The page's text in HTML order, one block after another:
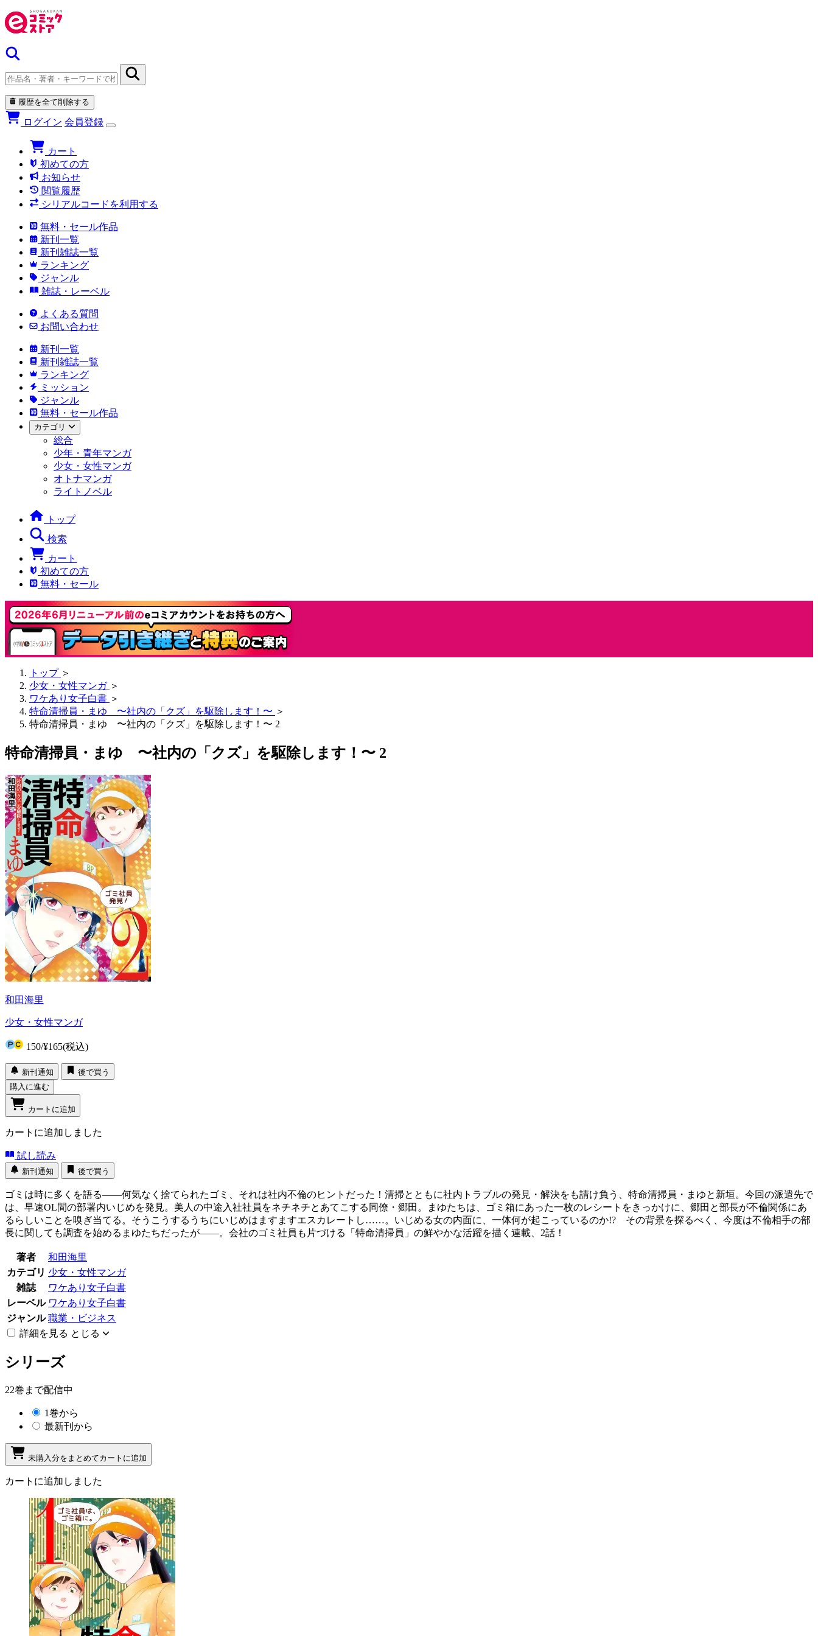
履歴を全て削除する
ログイン 会員登録
カート
初めての方
お知らせ
閲覧履歴
シリアルコードを利用する
無料・セール作品
新刊一覧
新刊雑誌一覧
ランキング
ジャンル
雑誌・レーベル
よくある質問
お問い合わせ
新刊一覧
新刊雑誌一覧
ランキング
ミッション
ジャンル
無料・セール作品
カテゴリ
総合
少年・青年マンガ
少女・女性マンガ
オトナマンガ
ライトノベル
トップ
検索
カート
初めての方
無料・セール
トップ ＞
少女・女性マンガ ＞
ワケあり女子白書 ＞
特命清掃員・まゆ 〜社内の「クズ」を駆除します！〜 ＞
特命清掃員・まゆ 〜社内の「クズ」を駆除します！〜 2
特命清掃員・まゆ 〜社内の「クズ」を駆除します！〜 2
和田海里
少女・女性マンガ
150/¥165(税込)
新刊通知
後で買う
購入に進む
カートに追加
カートに追加しました
試し読み
新刊通知 後で買う
ゴミは時に多くを語る――何気なく捨てられたゴミ、それは社内不倫のヒントだった！清掃とともに社内トラブルの発見・解決をも請け負う、特命清掃員・まゆと新垣。今回の派遣先で
は、早速OL間の部署内いじめを発見。美人の中途入社社員をネチネチとあてこする同僚・郷田。まゆたちは、ゴミ箱にあった一枚のレシートをきっかけに、郷田と部長が不倫関係にあ
るらしいことを嗅ぎ当てる。そうこうするうちにいじめはますますエスカレートし……。いじめる女の内面に、一体何が起こっているのか!? その背景を探るべく、今度は不倫相手の部
長に関しても調査を始めるまゆたちだったが――。会社のゴミ社員も片づける「特命清掃員」の鮮やかな活躍を描く連載、2話！
著者
和田海里
カテゴリ 少女・女性マンガ
雑誌
ワケあり女子白書
レーベル ワケあり女子白書
ジャンル 職業・ビジネス
詳細を見る とじる
シリーズ
22巻まで配信中
1巻から
最新刊から
未購入分をまとめてカートに追加
カートに追加しました